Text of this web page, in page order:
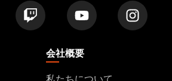
会社概要